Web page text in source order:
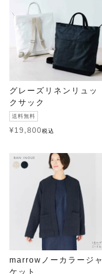
グレーズリネンリュッ
クサック
送料無料
¥19,800税込
marrowノーカラージャ
ケット